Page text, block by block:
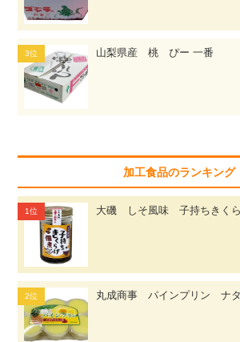
山梨県産 桃 ぴー 一番
加工食品のランキング
大磯 しそ風味 子持ちきくら
丸成商事 パインプリン ナタ